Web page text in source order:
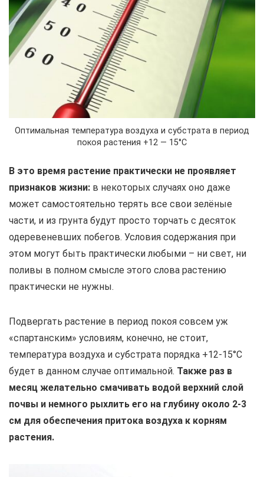
Оптимальная температура воздуха и субстрата в период
покоя растения +12 — 15°С
В это время растение практически не проявляет
признаков жизни: в некоторых случаях оно даже
может самостоятельно терять все свои зелёные
части, и из грунта будут просто торчать с десяток
одеревеневших побегов. Условия содержания при
этом могут быть практически любыми – ни свет, ни
поливы в полном смысле этого слова растению
практически не нужны.
Подвергать растение в период покоя совсем уж
«спартанским» условиям, конечно, не стоит,
температура воздуха и субстрата порядка +12-15°С
будет в данном случае оптимальной. Также раз в
месяц желательно смачивать водой верхний слой
почвы и немного рыхлить его на глубину около 2-3
см для обеспечения притока воздуха к корням
растения.